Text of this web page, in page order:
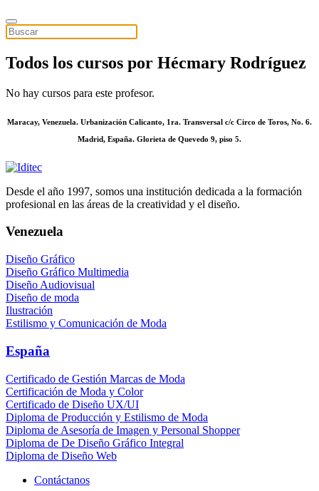
Todos los cursos por Hécmary Rodríguez
No hay cursos para este profesor.
Maracay, Venezuela. Urbanización Calicanto, 1ra. Transversal c/c Circo de Toros, No. 6.
Madrid, España. Glorieta de Quevedo 9, piso 5.
Desde el año 1997, somos una institución dedicada a la formación
profesional en las áreas de la creatividad y el diseño.
Venezuela
Diseño Gráfico
Diseño Gráfico Multimedia
Diseño Audiovisual
Diseño de moda
Ilustración
Estilismo y Comunicación de Moda
España
Certificado de Gestión Marcas de Moda
Certificación de Moda y Color
Certificado de Diseño UX/UI
Diploma de Producción y Estilismo de Moda
Diploma de Asesoría de Imagen y Personal Shopper
Diploma de De Diseño Gráfico Integral
Diploma de Diseño Web
Contáctanos